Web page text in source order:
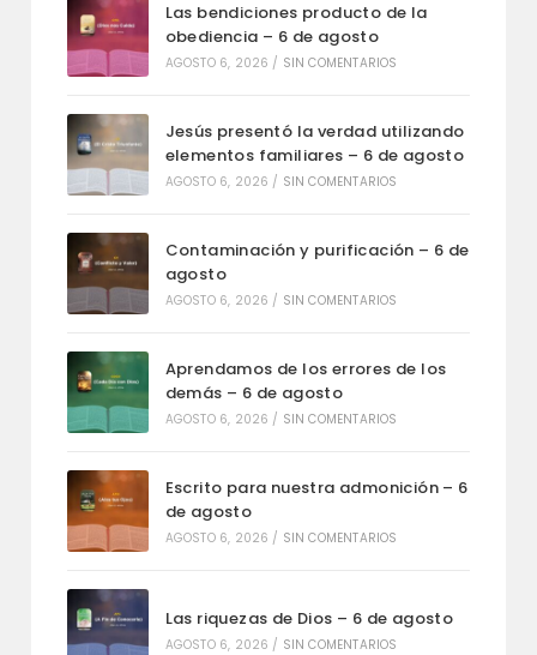
Las bendiciones producto de la
obediencia – 6 de agosto
AGOSTO 6, 2026 / SIN COMENTARIOS
Jesús presentó la verdad utilizando
elementos familiares – 6 de agosto
AGOSTO 6, 2026 / SIN COMENTARIOS
Contaminación y purificación – 6 de
agosto
AGOSTO 6, 2026 / SIN COMENTARIOS
Aprendamos de los errores de los
demás – 6 de agosto
AGOSTO 6, 2026 / SIN COMENTARIOS
Escrito para nuestra admonición – 6
de agosto
AGOSTO 6, 2026 / SIN COMENTARIOS
Las riquezas de Dios – 6 de agosto
AGOSTO 6, 2026 / SIN COMENTARIOS